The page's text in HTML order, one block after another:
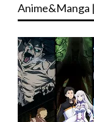
Anime&Manga